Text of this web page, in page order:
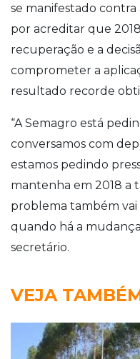
se manifestado
por acreditar que
recuperação e a
comprometer a
resultado recorde
“A Semagro está
conversamos com
estamos pedindo
mantenha em 2018 a
problema também
quando há a
secretário.
VEJA